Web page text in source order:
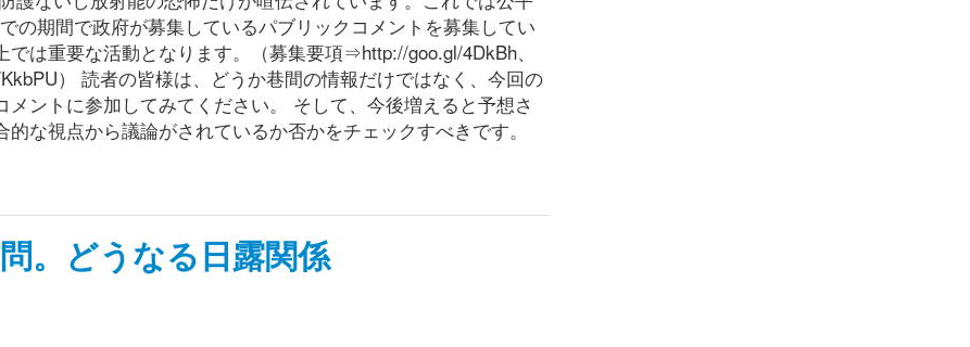
の期間で政府が募集しているパブリックコメントを募集してい
は重要な活動となります。（募集要項⇒http://goo.gl/4DkBh、
） 読者の皆様は、どうか巷間の情報だけではなく、今回の
ントに参加してみてください。 そして、今後増えると予想さ
な視点から議論がされているか否かをチェックすべきです。
。どうなる日露関係